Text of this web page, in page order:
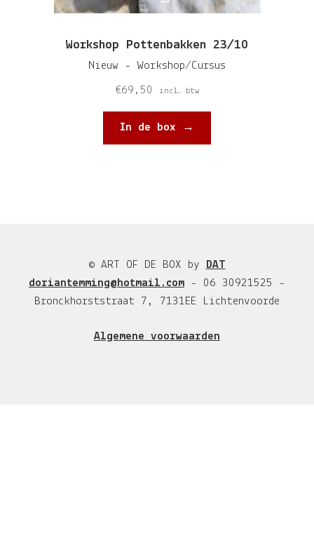
Workshop Pottenbakken 23/10
Nieuw - Workshop/Cursus
€69,50 incl. btw
In de box →
© ART OF DE BOX by
DAT
doriantemming@hotmail.com - 06 30921525 -
Bronckhorststraat 7, 7131EE Lichtenvoorde
Algemene voorwaarden